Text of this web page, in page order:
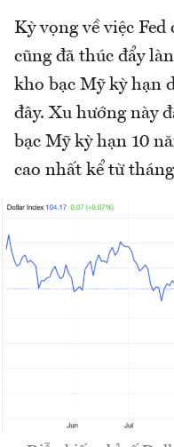
Kỳ vọng về việc
cũng đã thúc đẩy
kho bạc Mỹ kỳ hạn
đây. Xu hướng này
bạc Mỹ kỳ hạn 10
cao nhất kể từ